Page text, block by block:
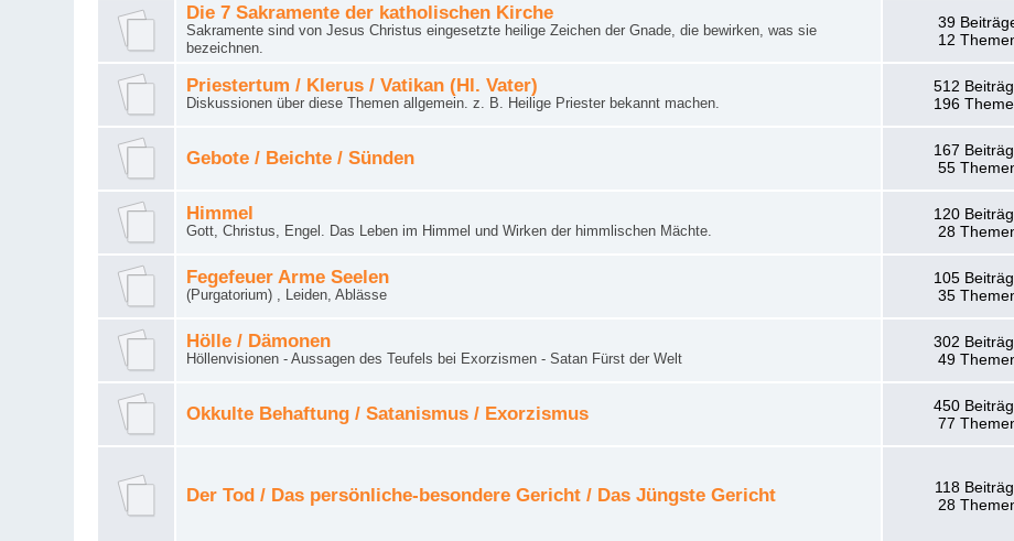
Die 7 Sakramente der katholischen Kirche
Sakramente sind von Jesus Christus eingesetzte heilige Zeichen der Gnade, die bewirken, was sie
bezeichnen.
39
12
Priestertum / Klerus / Vatikan (Hl. Vater)
Diskussionen über diese Themen allgemein. z. B. Heilige Priester bekannt machen.
512
196
Gebote / Beichte / Sünden
167
55
Himmel
Gott, Christus, Engel. Das Leben im Himmel und Wirken der himmlischen Mächte.
120
28
Fegefeuer Arme Seelen
(Purgatorium) , Leiden, Ablässe
105
35
Hölle / Dämonen
Höllenvisionen - Aussagen des Teufels bei Exorzismen - Satan Fürst der Welt
302
49
Okkulte Behaftung / Satanismus / Exorzismus
450
77
Der Tod / Das persönliche-besondere Gericht / Das Jüngste Gericht
118
28